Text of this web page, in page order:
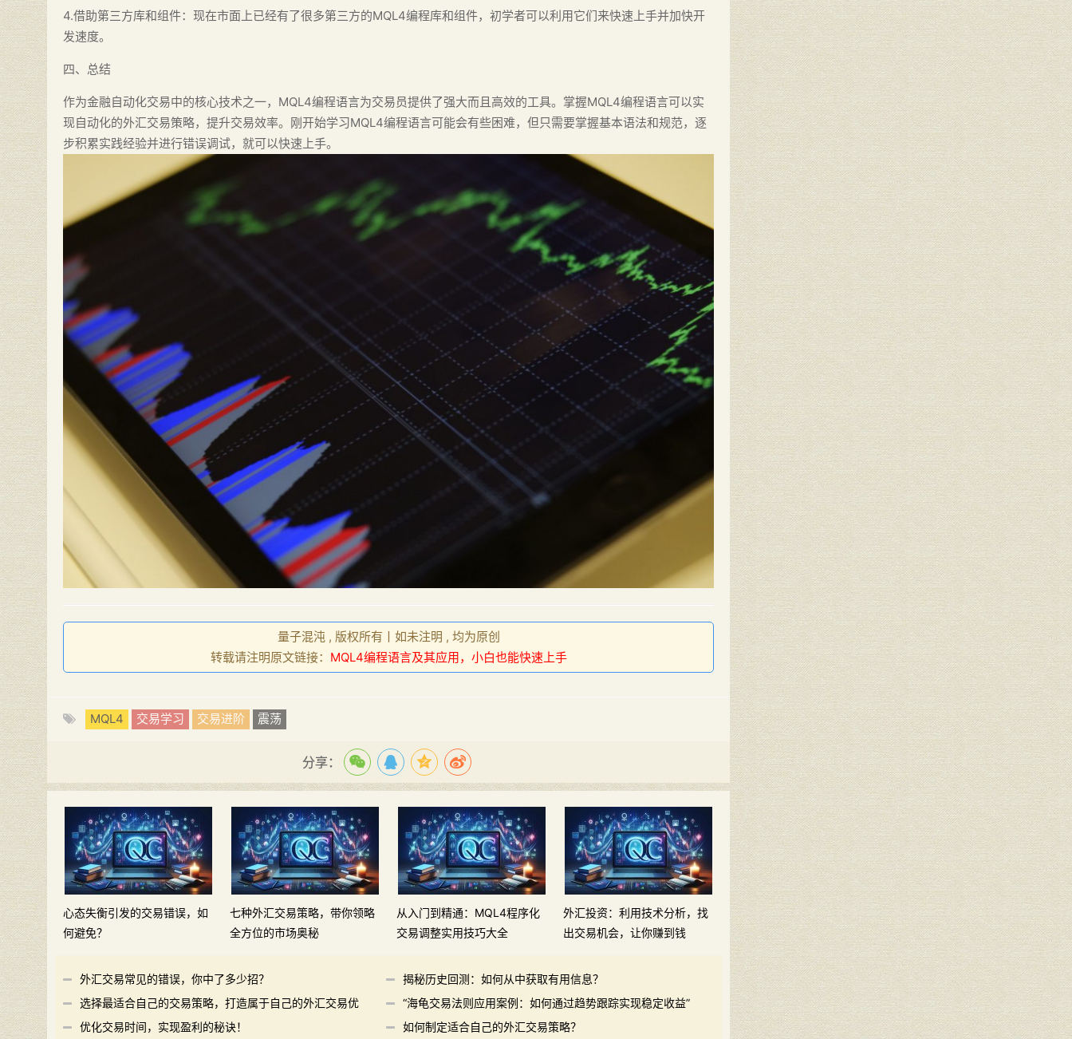
4.借助第三方库和组件：现在市面上已经有了很多第三方的MQL4编程库和组件，初学者可以利用它们来快速上手并加快开
发速度。
四、总结
作为金融自动化交易中的核心技术之一，MQL4编程语言为交易员提供了强大而且高效的工具。掌握MQL4编程语言可以实
现自动化的外汇交易策略，提升交易效率。刚开始学习MQL4编程语言可能会有些困难，但只需要掌握基本语法和规范，逐
步积累实践经验并进行错误调试，就可以快速上手。
量子混沌 , 版权所有丨如未注明 , 均为原创
转载请注明原文链接： MQL4编程语言及其应用，小白也能快速上手
MQL4 交易学习 交易进阶 震荡
分享：
心态失衡引发的交易错误，如
何避免？
七种外汇交易策略，带你领略
全方位的市场奥秘
从入门到精通：MQL4程序化
交易调整实用技巧大全
外汇投资：利用技术分析，找
出交易机会，让你赚到钱
外汇交易常见的错误，你中了多少招？
揭秘历史回测：如何从中获取有用信息？
选择最适合自己的交易策略，打造属于自己的外汇交易优
势
“海龟交易法则应用案例：如何通过趋势跟踪实现稳定收益”
优化交易时间，实现盈利的秘诀！
如何制定适合自己的外汇交易策略？